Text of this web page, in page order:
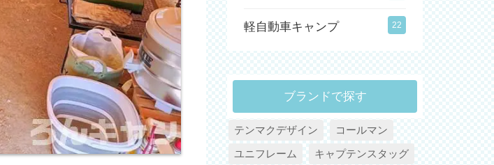
軽自動車キャンプ 22
ブランドで探す
テンマクデザイン
コールマン
ユニフレーム
キャプテンスタッグ